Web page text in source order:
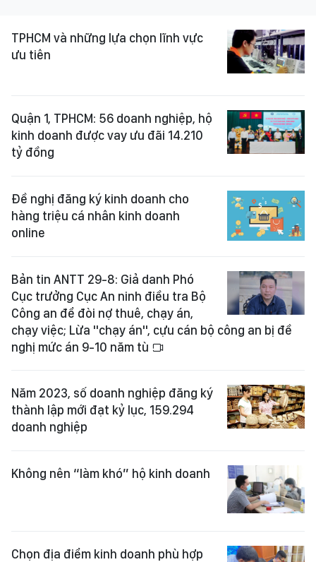
TPHCM và những lựa chọn lĩnh vực
ưu tiên
Quận 1, TPHCM: 56 doanh nghiệp, hộ
kinh doanh được vay ưu đãi 14.210
tỷ đồng
Đề nghị đăng ký kinh doanh cho
hàng triệu cá nhân kinh doanh
online
Bản tin ANTT 29-8: Giả danh Phó
Cục trưởng Cục An ninh điều tra Bộ
Công an để đòi nợ thuê, chạy án,
chạy việc; Lừa "chạy án", cựu cán bộ công an bị đề
nghị mức án 9-10 năm tù
Năm 2023, số doanh nghiệp đăng ký
thành lập mới đạt kỷ lục, 159.294
doanh nghiệp
Không nên “làm khó” hộ kinh doanh
Chọn địa điểm kinh doanh phù hợp